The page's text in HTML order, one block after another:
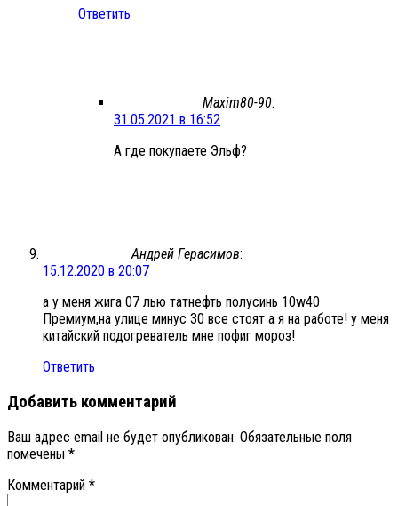
Ответить
Maxim80-90:
31.05.2021 в 16:52
А где покупаете Эльф?
Андрей Герасимов:
15.12.2020 в 20:07
а у меня жига 07 лью татнефть полусинь 10w40
Премиум,на улице минус 30 все стоят а я на работе! у меня
китайский подогреватель мне пофиг мороз!
Ответить
Добавить комментарий
Ваш адрес email не будет опубликован. Обязательные поля
помечены *
Комментарий *